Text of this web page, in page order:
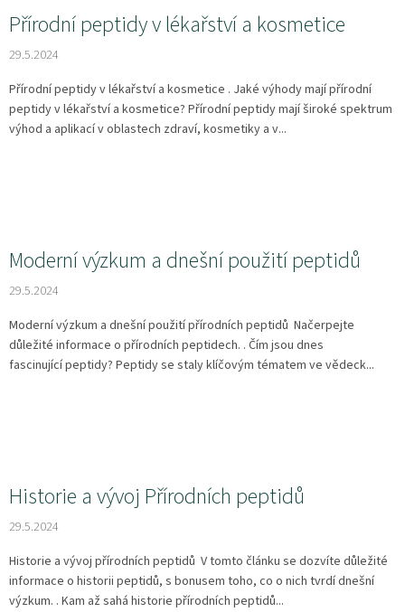
Přírodní peptidy v lékařství a kosmetice
29.5.2024
Přírodní peptidy v lékařství a kosmetice . Jaké výhody mají přírodní
peptidy v lékařství a kosmetice? Přírodní peptidy mají široké spektrum
výhod a aplikací v oblastech zdraví, kosmetiky a v...
Moderní výzkum a dnešní použití peptidů
29.5.2024
Moderní výzkum a dnešní použití přírodních peptidů Načerpejte
důležité informace o přírodních peptidech. . Čím jsou dnes
fascinující peptidy? Peptidy se staly klíčovým tématem ve vědeck...
Historie a vývoj Přírodních peptidů
29.5.2024
Historie a vývoj přírodních peptidů V tomto článku se dozvíte důležité
informace o historii peptidů, s bonusem toho, co o nich tvrdí dnešní
výzkum. . Kam až sahá historie přírodních peptidů...